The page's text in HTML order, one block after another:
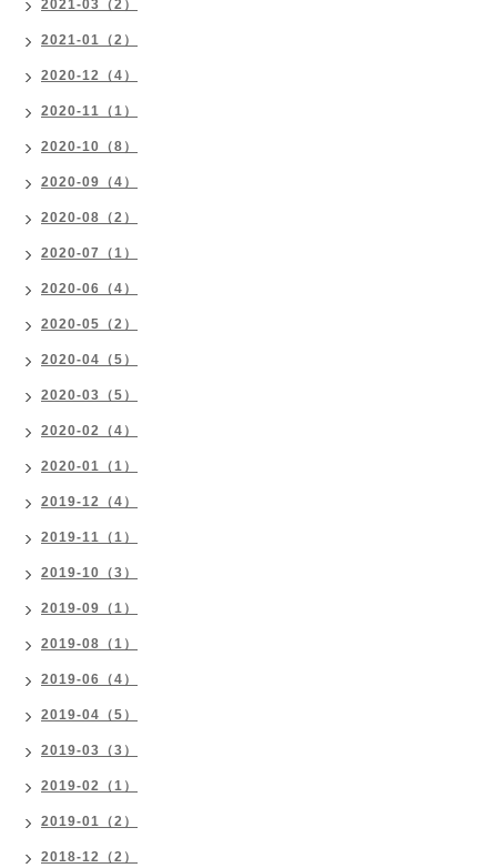
2021-03（2）
2021-01（2）
2020-12（4）
2020-11（1）
2020-10（8）
2020-09（4）
2020-08（2）
2020-07（1）
2020-06（4）
2020-05（2）
2020-04（5）
2020-03（5）
2020-02（4）
2020-01（1）
2019-12（4）
2019-11（1）
2019-10（3）
2019-09（1）
2019-08（1）
2019-06（4）
2019-04（5）
2019-03（3）
2019-02（1）
2019-01（2）
2018-12（2）